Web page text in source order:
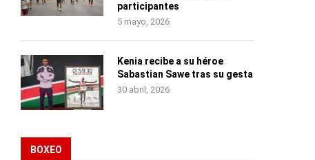
participantes
5 mayo, 2026
Kenia recibe a su héroe
Sabastian Sawe tras su gesta
30 abril, 2026
BOXEO